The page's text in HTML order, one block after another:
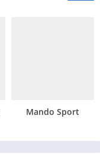
Mando Sport